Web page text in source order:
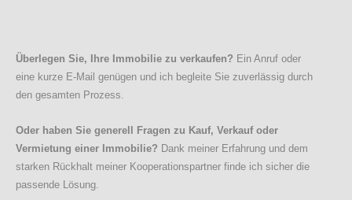
Überlegen Sie, Ihre Immobilie zu verkaufen? Ein Anruf oder
eine kurze E-Mail genügen und ich begleite Sie zuverlässig durch
den gesamten Prozess.
Oder haben Sie generell Fragen zu Kauf, Verkauf oder
Vermietung einer Immobilie? Dank meiner Erfahrung und dem
starken Rückhalt meiner Kooperationspartner finde ich sicher die
passende Lösung.